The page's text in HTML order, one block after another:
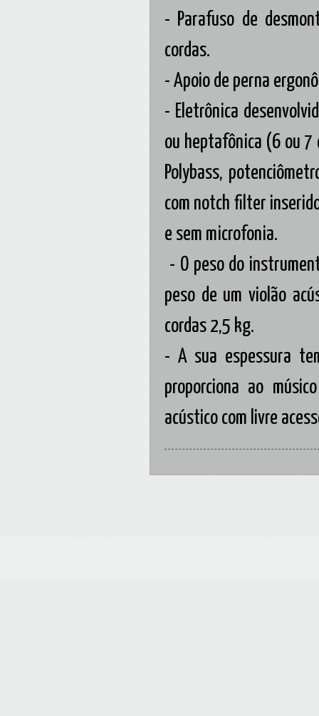
- Parafuso de
cordas.
- Apoio de perna
- Eletrônica
ou heptafônica (6 ou 7
Polybass,
com notch filter
e sem microfonia.
- O peso do
peso de um violão
cordas 2,5 kg.
- A sua espessura
proporciona ao
acústico com livre